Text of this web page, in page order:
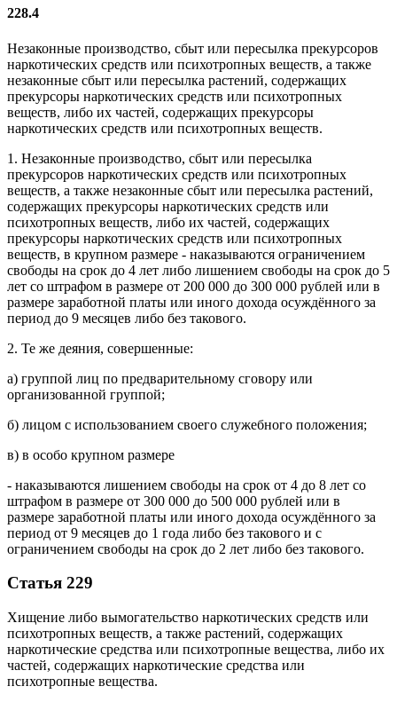
228.4
Незаконные производство, сбыт или пересылка прекурсоров
наркотических средств или психотропных веществ, а также
незаконные сбыт или пересылка растений, содержащих
прекурсоры наркотических средств или психотропных
веществ, либо их частей, содержащих прекурсоры
наркотических средств или психотропных веществ.
1. Незаконные производство, сбыт или пересылка
прекурсоров наркотических средств или психотропных
веществ, а также незаконные сбыт или пересылка растений,
содержащих прекурсоры наркотических средств или
психотропных веществ, либо их частей, содержащих
прекурсоры наркотических средств или психотропных
веществ, в крупном размере - наказываются ограничением
свободы на срок до 4 лет либо лишением свободы на срок до 5
лет со штрафом в размере от 200 000 до 300 000 рублей или в
размере заработной платы или иного дохода осуждённого за
период до 9 месяцев либо без такового.
2. Те же деяния, совершенные:
а) группой лиц по предварительному сговору или
организованной группой;
б) лицом с использованием своего служебного положения;
в) в особо крупном размере
- наказываются лишением свободы на срок от 4 до 8 лет со
штрафом в размере от 300 000 до 500 000 рублей или в
размере заработной платы или иного дохода осуждённого за
период от 9 месяцев до 1 года либо без такового и с
ограничением свободы на срок до 2 лет либо без такового.
Статья 229
Хищение либо вымогательство наркотических средств или
психотропных веществ, а также растений, содержащих
наркотические средства или психотропные вещества, либо их
частей, содержащих наркотические средства или
психотропные вещества.